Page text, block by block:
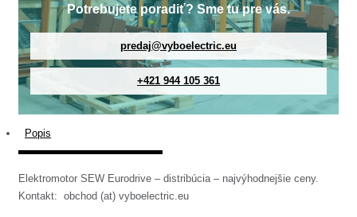
Potrebujete poradiť? Sme tu pre vás.
predaj@vyboelectric.eu
+421 944 105 361
Popis
Elektromotor SEW Eurodrive – distribúcia – najvýhodnejšie ceny.
Kontakt: obchod (at) vyboelectric.eu